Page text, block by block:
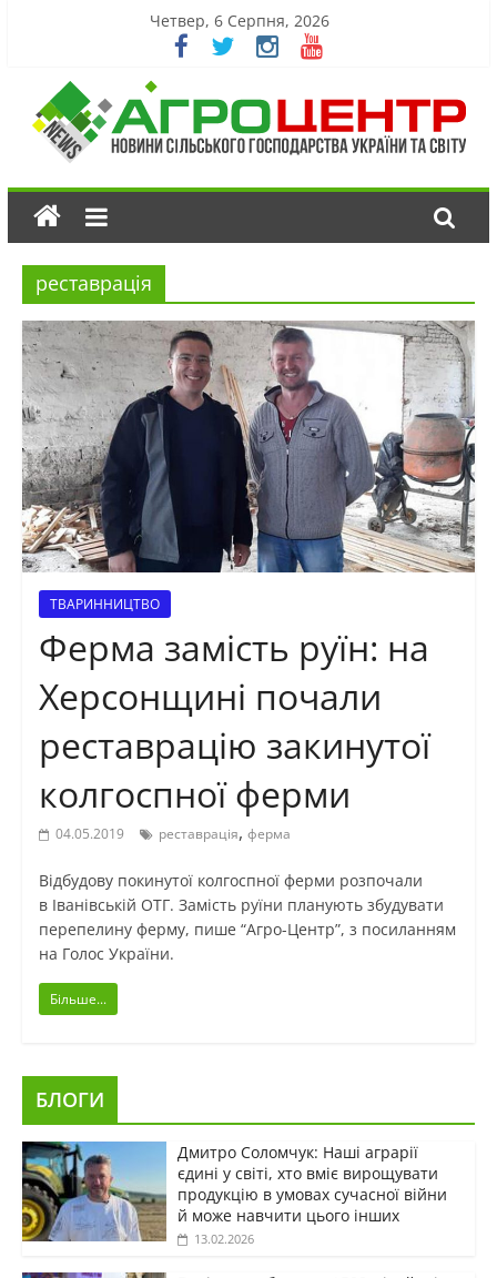
Четвер, 6 Серпня, 2026
реставрація
ТВАРИННИЦТВО
Ферма замість руїн: на
Херсонщині почали
реставрацію закинутої
колгоспної ферми
04.05.2019 реставрація, ферма
Відбудову покинутої колгоспної ферми розпочали
в Іванівській ОТГ. Замість руїни планують збудувати
перепелину ферму, пише “Агро-Центр”, з посиланням
на Голос України.
Більше...
БЛОГИ
Дмитро Соломчук: Наші аграрії
єдині у світі, хто вміє вирощувати
продукцію в умовах сучасної війни
й може навчити цього інших
13.02.2026